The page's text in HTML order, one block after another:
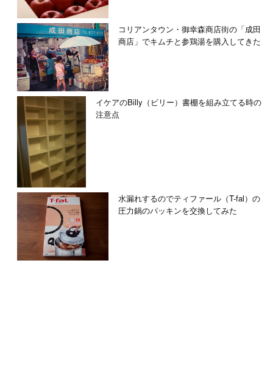
コリアンタウン・御幸森商店街の「成田
商店」でキムチと参鶏湯を購入してきた
イケアのBilly（ビリー）書棚を組み立てる時の
注意点
水漏れするのでティファール（T-fal）の
圧力鍋のパッキンを交換してみた